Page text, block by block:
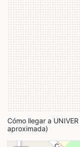
Cómo llegar a
aproximada)